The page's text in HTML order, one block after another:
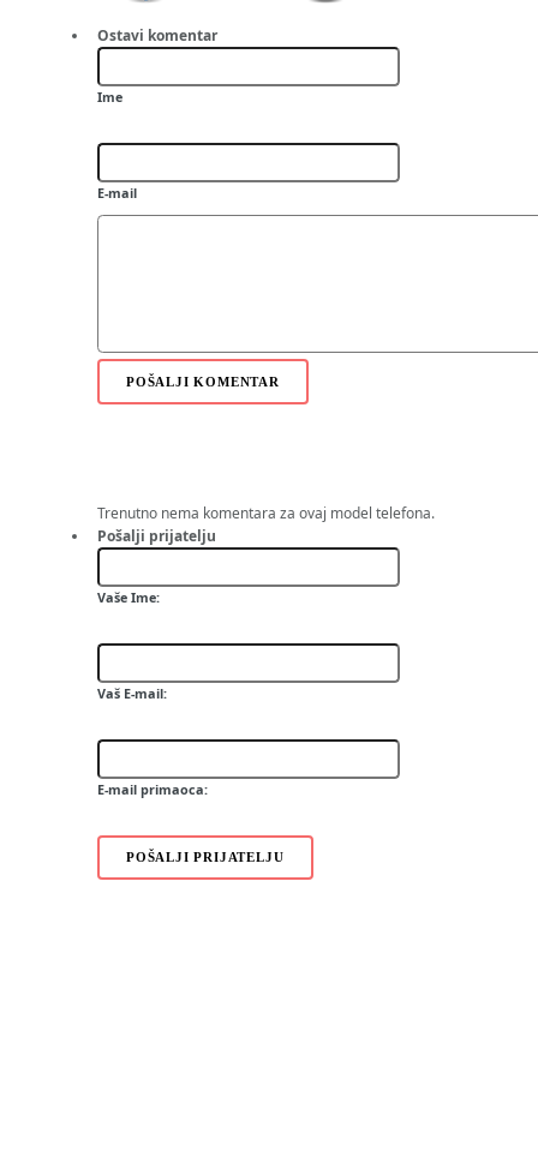
6303i classic
X6 8GB
X6 16GB
5235
7020
5132 XpressMusic
6700 slide
2220 slide
6788
X3
X6 32GB
N97 mini
3208c
1662
5800 Navigation Edition
6790 Surge
3710 fold
Ostavi komentar
Ime
E-mail
POŠALJI KOMENTAR
Trenutno nema komentara za ovaj model telefona.
Pošalji prijatelju
Vaše Ime:
Vaš E-mail:
E-mail primaoca:
POŠALJI PRIJATELJU